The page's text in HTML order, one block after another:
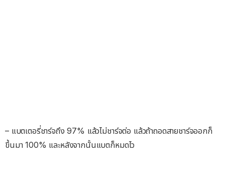
– แบตเตอรี่ชาร์จถึง 97% แล้วไม่ชาร์จต่อ แล้วถ้าถอดสายชาร์จออกก็
ขึ้นมา 100% และหลังจากนั้นแบตก็หมดไว